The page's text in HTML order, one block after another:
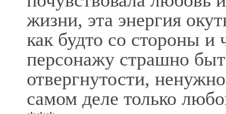
жизни, эта энергия
как будто со стороны и
персонажу страшно
отвергнутости,
самом деле только